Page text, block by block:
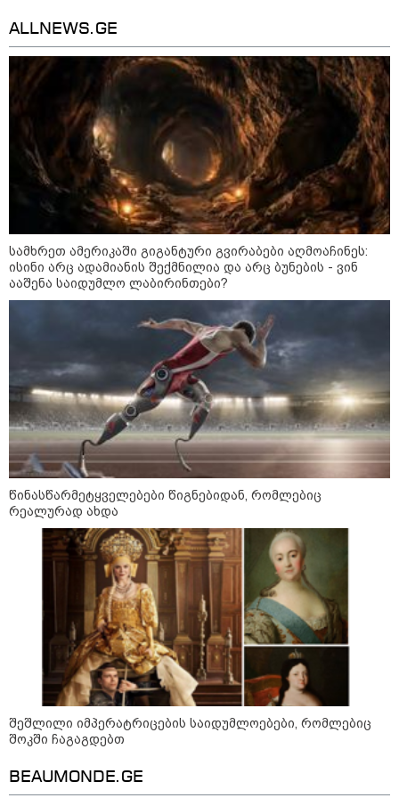
ფული ამ ზოდიაქოს ნიშნების
ხელში აღმოჩნდება: ვინ
გამდიდრდება?
როგორ ჩავიცვათ 40 წლის
შემდეგ: მილიონერების
სტილისტის 8 ოქროს წესი და
აუცილებელი სამოსი
09:52 / 07-08-2026
"რაკეტები ჩვენც გვჭირდება" - დონალდ
ტრამპი უკრაინისთვის Patriot-ის
რაკეტების გაგზავნაზე
ALLNEWS.GE
სამხრეთ ამერიკაში გიგანტური გვირაბები აღმოაჩინეს:
ისინი არც ადამიანის შექმნილია და არც ბუნების - ვინ
ააშენა საიდუმლო ლაბირინთები?
წინასწარმეტყველებები წიგნებიდან, რომლებიც
რეალურად ახდა
შეშლილი იმპერატრიცების საიდუმლოებები, რომლებიც
შოკში ჩაგაგდებთ
BEAUMONDE.GE